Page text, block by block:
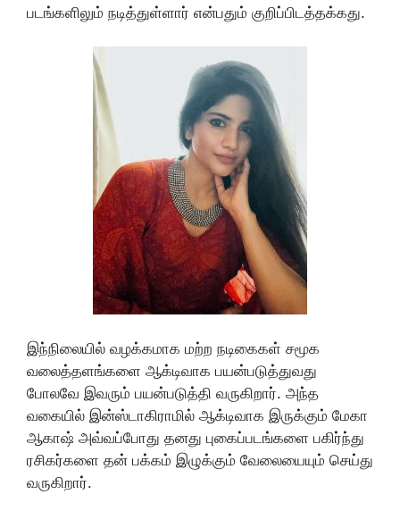
படங்களிலும் நடித்துள்ளார் என்பதும் குறிப்பிடத்தக்கது.
இந்நிலையில் வழக்கமாக மற்ற நடிகைகள் சமூக
வலைத்தளங்களை ஆக்டிவாக பயன்படுத்துவது
போலவே இவரும் பயன்படுத்தி வருகிறார். அந்த
வகையில் இன்ஸ்டாகிராமில் ஆக்டிவாக இருக்கும் மேகா
ஆகாஷ் அவ்வப்போது தனது புகைப்படங்களை பகிர்ந்து
ரசிகர்களை தன் பக்கம் இழுக்கும் வேலையையும் செய்து
வருகிறார்.